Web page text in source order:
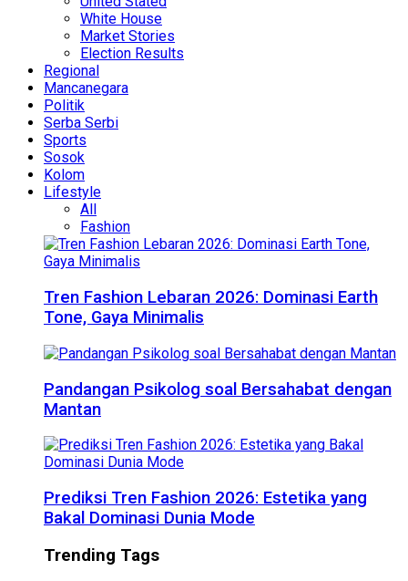
White House
Market Stories
Election Results
Regional
Mancanegara
Politik
Serba Serbi
Sports
Sosok
Kolom
Lifestyle
All
Fashion
Tren Fashion Lebaran 2026: Dominasi Earth
Tone, Gaya Minimalis
Pandangan Psikolog soal Bersahabat dengan
Mantan
Prediksi Tren Fashion 2026: Estetika yang
Bakal Dominasi Dunia Mode
Trending Tags